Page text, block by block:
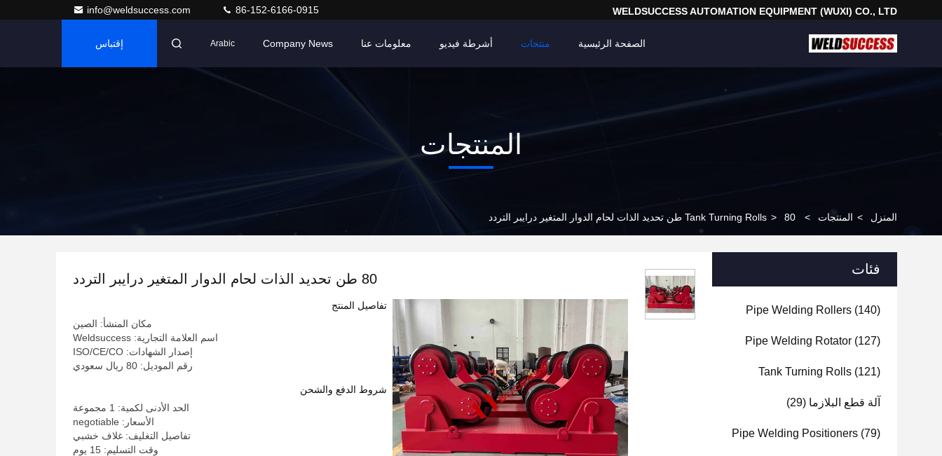
WELDSUCCESS AUTOMATION EQUIPMENT (WUXI) CO., LTD
info@weldsuccess.com 86-152-6166-0915
الصفحة الرئيسية منتجات أشرطة فيديو معلومات عنا Company News
Arabic إقتباس
المنتجات
المنزل > المنتجات >
Tank Turning Rolls > 80 طن تحديد الذات لحام الدوار المتغير درايبر التردد
فئات
Pipe Welding Rollers (140)
Pipe Welding Rotator (127)
Tank Turning Rolls (121)
آلة قطع البلازما (29)
Pipe Welding Positioners (79)
80 طن تحديد الذات لحام الدوار المتغير درايبر التردد
تفاصيل المنتج
مكان المنشأ: الصين
اسم العلامة التجارية: Weldsuccess
إصدار الشهادات: ISO/CE/CO
رقم الموديل: 80 ريال سعودي
شروط الدفع والشحن
الحد الأدنى لكمية: 1 مجموعة
الأسعار: negotiable
تفاصيل التغليف: غلاف خشبي
وقت التسليم: 15 يوم